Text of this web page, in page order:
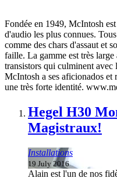
Fondée en 1949, McIntosh
d'audio les plus connues.
comme des chars d'assaut et
faille. La gamme est très large
transistors qui culminent avec
McIntosh a ses aficionados et
une très forte identité.
Hegel H30
Magistraux!
Installations
19 July 2016
Alain est l'un de nos